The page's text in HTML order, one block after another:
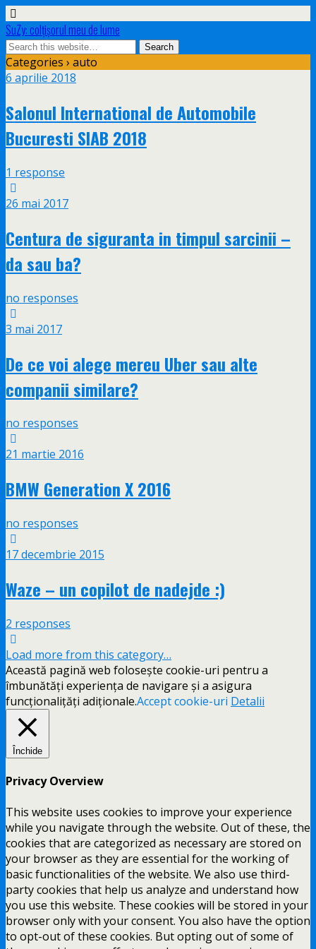
SuZy: colţişorul meu de lume
Categories › auto
6 aprilie 2018
Salonul International de Automobile
Bucuresti SIAB 2018
1 response
26 mai 2017
Centura de siguranta in timpul sarcinii –
da sau ba?
no responses
3 mai 2017
De ce voi alege mereu Uber sau alte
companii similare?
no responses
21 martie 2016
BMW Generation X 2016
no responses
17 decembrie 2015
Waze – un copilot de nadejde :)
2 responses
Load more from this category…
Această pagină web folosește cookie-uri pentru a
îmbunătăți experiența de navigare și a asigura
funcționalițăți adiționale.Accept cookie-uri Detalii
Închide
Privacy Overview
This website uses cookies to improve your experience
while you navigate through the website. Out of these, the
cookies that are categorized as necessary are stored on
your browser as they are essential for the working of
basic functionalities of the website. We also use third-
party cookies that help us analyze and understand how
you use this website. These cookies will be stored in your
browser only with your consent. You also have the option
to opt-out of these cookies. But opting out of some of